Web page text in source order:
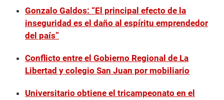
Gonzalo Galdos: “El principal efecto de la
inseguridad es el daño al espíritu emprendedor
del país”
Conflicto entre el Gobierno Regional de La
Libertad y colegio San Juan por mobiliario
Universitario obtiene el tricampeonato en el